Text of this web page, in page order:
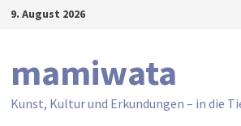
Zum9. August 2026
mamiwata
Kunst, Kultur und Erkundungen – in die